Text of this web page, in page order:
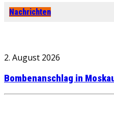
Nachrichten
2. August 2026
Bombenanschlag in